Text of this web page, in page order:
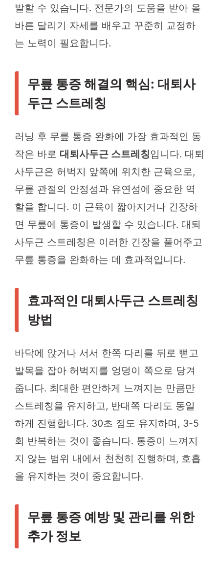
발할 수 있습니다. 전문가의 도움을 받아 올
바른 달리기 자세를 배우고 꾸준히 교정하
는 노력이 필요합니다.
무릎 통증 해결의 핵심: 대퇴사
두근 스트레칭
러닝 후 무릎 통증 완화에 가장 효과적인 동
작은 바로 대퇴사두근 스트레칭입니다. 대퇴
사두근은 허벅지 앞쪽에 위치한 근육으로,
무릎 관절의 안정성과 유연성에 중요한 역
할을 합니다. 이 근육이 짧아지거나 긴장하
면 무릎에 통증이 발생할 수 있습니다. 대퇴
사두근 스트레칭은 이러한 긴장을 풀어주고
무릎 통증을 완화하는 데 효과적입니다.
효과적인 대퇴사두근 스트레칭
방법
바닥에 앉거나 서서 한쪽 다리를 뒤로 뻗고
발목을 잡아 허벅지를 엉덩이 쪽으로 당겨
줍니다. 최대한 편안하게 느껴지는 만큼만
스트레칭을 유지하고, 반대쪽 다리도 동일
하게 진행합니다. 30초 정도 유지하며, 3-5
회 반복하는 것이 좋습니다. 통증이 느껴지
지 않는 범위 내에서 천천히 진행하며, 호흡
을 유지하는 것이 중요합니다.
무릎 통증 예방 및 관리를 위한
추가 정보